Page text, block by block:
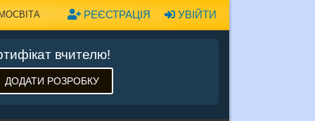
УВІЙТИ
РЕЄСТРАЦІЯ
вчителю!
ДОДАТИ РОЗРОБКУ